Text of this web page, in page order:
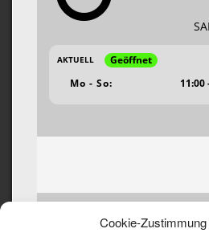
Cookie-
AKTUELL
Geöffnet
Mo - So:
11:00